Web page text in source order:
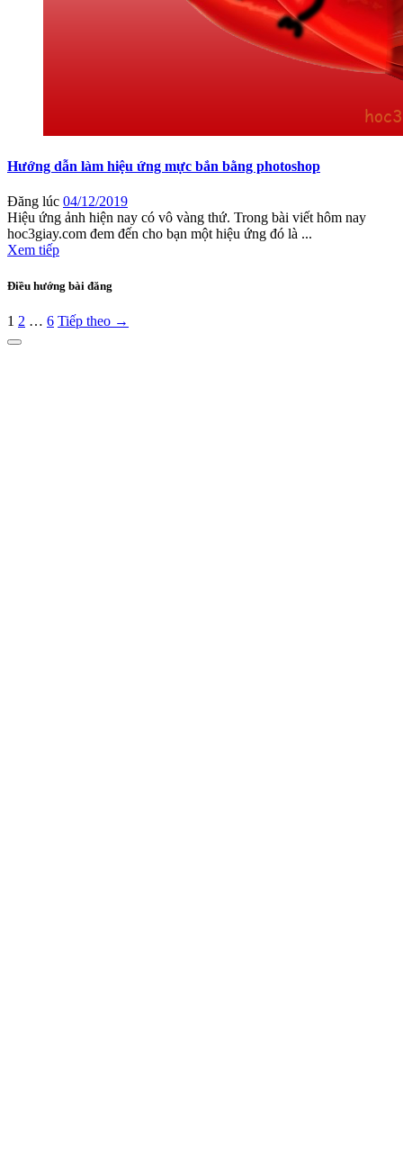
Hướng dẫn làm hiệu ứng mực bắn bằng photoshop
Đăng lúc 04/12/2019
Hiệu ứng ảnh hiện nay có vô vàng thứ. Trong bài viết hôm nay
hoc3giay.com đem đến cho bạn một hiệu ứng đó là ...
Xem tiếp
Điều hướng bài đăng
1 2 … 6 Tiếp theo →